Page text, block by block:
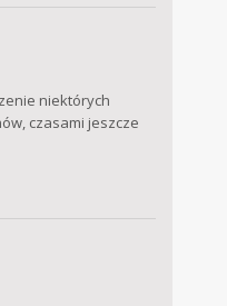
niektórych
czasami jeszcze